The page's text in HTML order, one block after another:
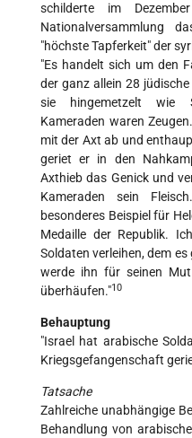
schilderte im
Nationalversammlung
"höchste Tapferkeit" der
"Es handelt sich um den
der ganz allein 28
sie hingemetzelt wie
Kameraden waren
mit der Axt ab und
geriet er in den
Axthieb das Genick und
Kameraden sein
besonderes Beispiel für
Medaille der Republik.
Soldaten verleihen, dem
werde ihn für seinen
überhäufen."10
Behauptung
"Israel hat arabische
Kriegsgefangenschaft
Tatsache
Zahlreiche unabhängige
Behandlung von